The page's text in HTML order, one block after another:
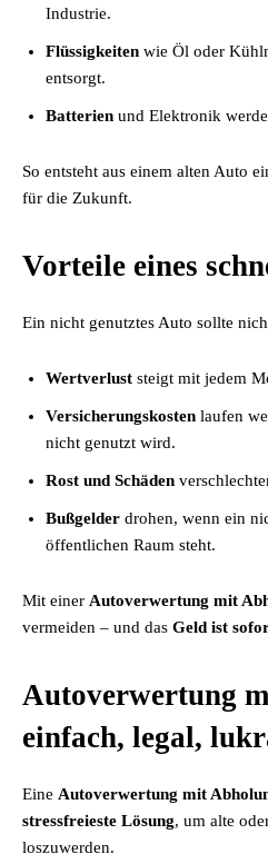
Industrie.
Flüssigkeiten wie Öl oder
entsorgt.
Batterien und Elektronik
So entsteht aus einem alten Auto
für die Zukunft.
Vorteile eines
Ein nicht genutztes Auto sollte
Wertverlust steigt mit jedem
Versicherungskosten laufen
nicht genutzt wird.
Rost und Schäden
Bußgelder drohen, wenn ein
öffentlichen Raum steht.
Mit einer Autoverwertung mit
vermeiden – und das Geld ist
Autoverwertung
einfach, legal,
Eine Autoverwertung mit
stressfreieste Lösung, um alte
loszuwerden.